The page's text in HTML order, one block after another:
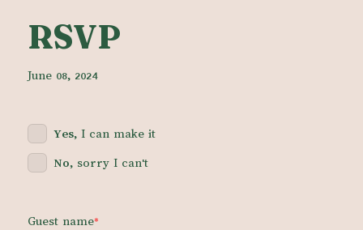
RSVP
June 08, 2024
Yes, I can make it
No, sorry I can't
Guest name*